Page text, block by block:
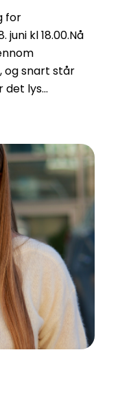
for
juni kl 18.00.Nå
og snart står
det lys…